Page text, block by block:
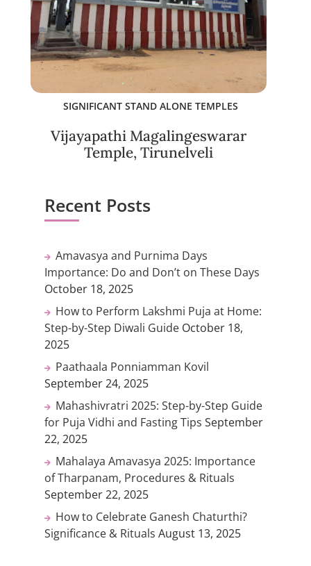
SIGNIFICANT STAND ALONE TEMPLES
Vijayapathi Magalingeswarar
Temple, Tirunelveli
Recent Posts
Amavasya and Purnima Days
Importance: Do and Don’t on These Days
October 18, 2025
How to Perform Lakshmi Puja at Home:
Step-by-Step Diwali Guide October 18,
2025
Paathaala Ponniamman Kovil
September 24, 2025
Mahashivratri 2025: Step-by-Step Guide
for Puja Vidhi and Fasting Tips September
22, 2025
Mahalaya Amavasya 2025: Importance
of Tharpanam, Procedures & Rituals
September 22, 2025
How to Celebrate Ganesh Chaturthi?
Significance & Rituals August 13, 2025